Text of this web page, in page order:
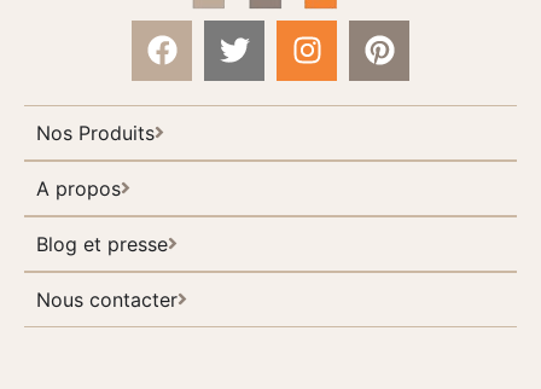
Nos Produits
A propos
Blog et presse
Nous contacter